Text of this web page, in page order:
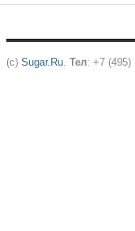
(c) Sugar.Ru. Тел: +7 (495)